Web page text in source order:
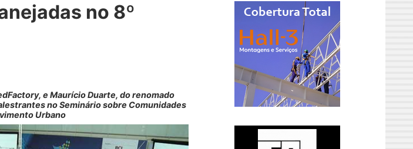
no 8º
e Maurício Duarte, do renomado
no Seminário sobre Comunidades
Urbano